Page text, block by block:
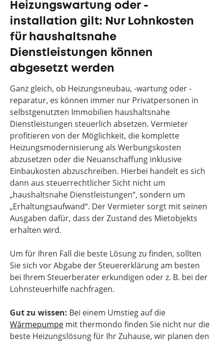
Heizungswartung oder -
installation gilt: Nur Lohnkosten
für haushaltsnahe
Dienstleistungen können
abgesetzt werden
Ganz gleich, ob Heizungsneubau, -wartung oder -
reparatur, es können immer nur Privatpersonen in
selbstgenutzten Immobilien haushaltsnahe
Dienstleistungen steuerlich absetzen. Vermieter
profitieren von der Möglichkeit, die komplette
Heizungsmodernisierung als Werbungskosten
abzusetzen oder die Neuanschaffung inklusive
Einbaukosten abzuschreiben. Hierbei handelt es sich
dann aus steuerrechtlicher Sicht nicht um
„haushaltsnahe Dienstleistungen“, sondern um
„Erhaltungsaufwand“. Der Vermieter sorgt mit seinen
Ausgaben dafür, dass der Zustand des Mietobjekts
erhalten wird.
Um für Ihren Fall die beste Lösung zu finden, sollten
Sie sich vor Abgabe der Steuererklärung am besten
bei Ihrem Steuerberater erkundigen oder z. B. bei der
Lohnsteuerhilfe nachfragen.
Gut zu wissen: Bei einem Umstieg auf die
Wärmepumpe mit thermondo finden Sie nicht nur die
beste Heizungslösung für Ihr Zuhause, wir planen den